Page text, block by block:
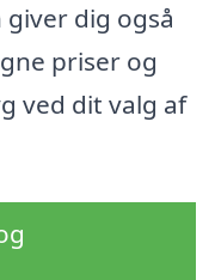
dig også
priser og
ved dit valg af